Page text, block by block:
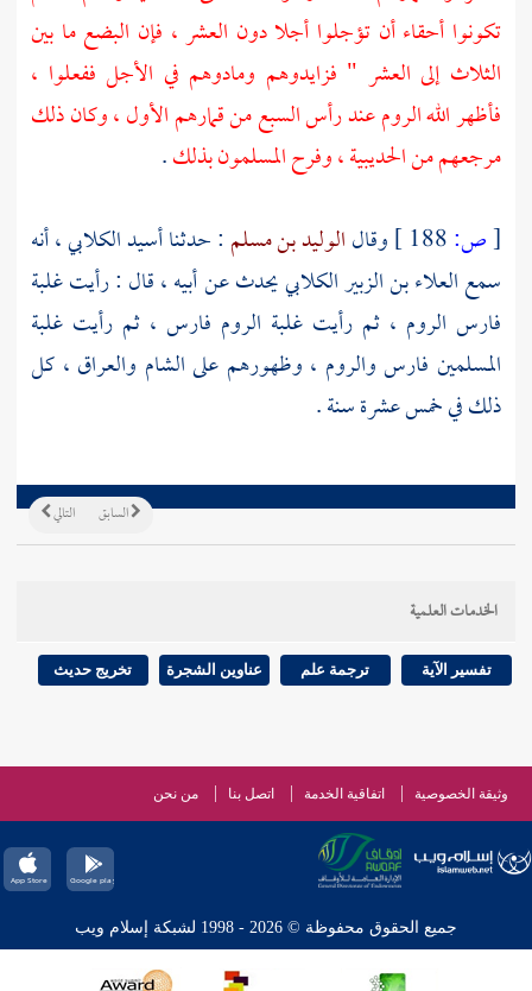
تكونوا أحقاء أن تؤجلوا أجلا دون العشر ، فإن البضع ما بين
الثلاث إلى العشر " فزايدوهم ومادوهم في الأجل ففعلوا ،
فأظهر الله الروم عند رأس السبع من قمارهم الأول ، وكان ذلك
مرجعهم من الحديبية ، وفرح المسلمون بذلك.
[ص: وقالالوليد بن مسلم : حدثناأسيد الكلابي ،أنه
سمعالعلاء بن الزبير الكلابييحدث عن أبيه ، قال : رأيت غلبة
فارس الروم ،ثم رأيت غلبة الروم فارس ، ثم رأيت غلبة
المسلمين فارسوالروم ، وظهورهم علىالشام والعراق ، كل
ذلك في خمس عشرة سنة .
التالي السابق
الخدمات العلمية
تفسير الآية ترجمة علم عناوين الشجرة تخريج حديث
وثيقة الخصوصية اتفاقية الخدمة اتصل بنا من نحن
جميع الحقوق محفوظة © 2026 - 1998 لشبكة إسلام ويب